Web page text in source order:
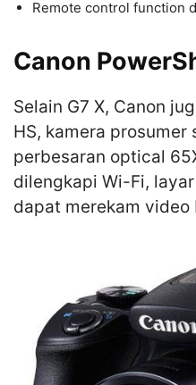
Remote control function
Canon
Selain G7 X, Canon
HS, kamera prosumer
perbesaran optical
dilengkapi Wi-Fi,
dapat merekam video